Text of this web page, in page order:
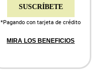
SUSCRÍBETE
*Pagando con tarjeta de crédito
MIRA LOS BENEFICIOS